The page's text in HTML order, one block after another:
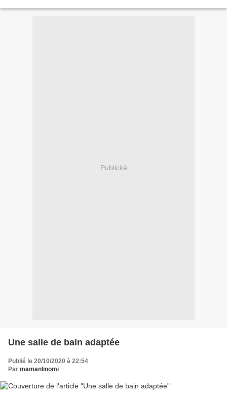
Publicité
Une salle de bain adaptée
Publié le 20/10/2020 à 22:54
Par mamanlinomi